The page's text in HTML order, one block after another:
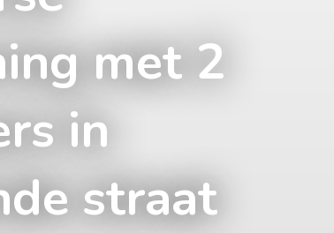
met 2
in
straat